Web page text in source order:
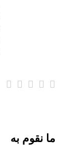
ما نقوم به